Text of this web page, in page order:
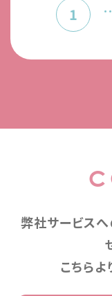
1
弊社サービス
こちらよ